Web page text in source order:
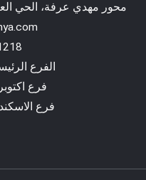
محور مهدي عرفة، الحي
الفرع الرئيسي 02/
فرع اكتوبر 02/36111150
فرع الاسكندرية 03/